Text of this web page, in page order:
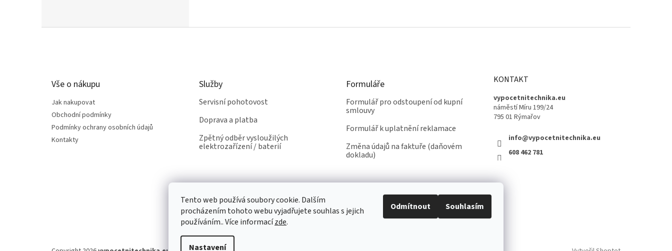
Tento web používá soubory cookie. Dalším
procházením tohoto webu vyjadřujete souhlas s jejich
používáním.. Více informacízde.
Nastavení
Odmítnout Souhlasím
Vše o nákupu
Jak nakupovat
Obchodní podmínky
Podmínky ochrany osobních údajů
Kontakty
Služby
Servisní pohotovost
Doprava a platba
Zpětný odběr vysloužilých
elektrozařízení / baterií
Formuláře
Formulář pro odstoupení od kupní
smlouvy
Formulář k uplatnění reklamace
Změna údajů na faktuře (daňovém
dokladu)
KONTAKT
vypocetnitechnika.eu
náměstí Míru 199/24
795 01 Rýmařov
info@vypocetnitechnika.eu
608 462 781